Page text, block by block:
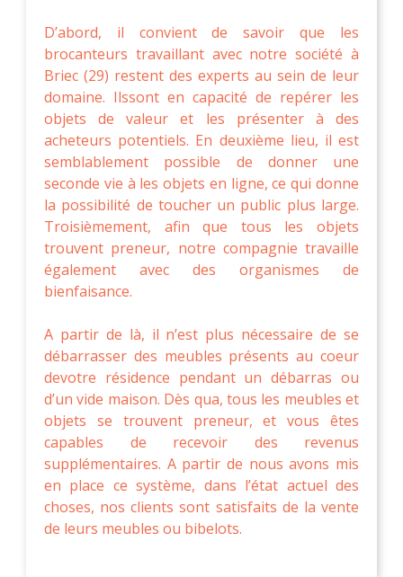
D’abord, il convient de savoir que les
brocanteurs travaillant avec notre société à
Briec (29) restent des experts au sein de leur
domaine. Ilssont en capacité de repérer les
objets de valeur et les présenter à des
acheteurs potentiels. En deuxième lieu, il est
semblablement possible de donner une
seconde vie à les objets en ligne, ce qui donne
la possibilité de toucher un public plus large.
Troisièmement, afin que tous les objets
trouvent preneur, notre compagnie travaille
également avec des organismes de
bienfaisance.
A partir de là, il n’est plus nécessaire de se
débarrasser des meubles présents au coeur
devotre résidence pendant un débarras ou
d’un vide maison. Dès qua, tous les meubles et
objets se trouvent preneur, et vous êtes
capables de recevoir des revenus
supplémentaires. A partir de nous avons mis
en place ce système, dans l’état actuel des
choses, nos clients sont satisfaits de la vente
de leurs meubles ou bibelots.